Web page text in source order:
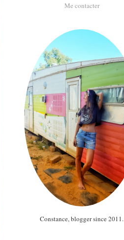
Me contacter
Constance, blogger since 2011.